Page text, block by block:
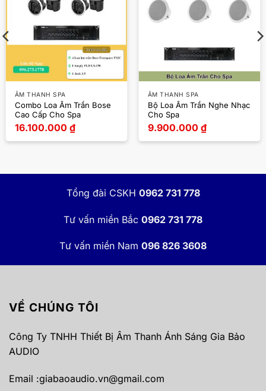
ÂM THANH SPA
Combo Loa Âm Trần Bose
Cao Cấp Cho Spa
16.100.000 ₫
ÂM THANH SPA
Bộ Loa Âm Trần Nghe Nhạc
Cho Spa
9.900.000 ₫
Tổng đài CSKH 0962 731 778
Tư vấn miền Bắc 0962 731 778
Tư vấn miền Nam 096 826 3608
VỀ CHÚNG TÔI
Công Ty TNHH Thiết Bị Âm Thanh Ánh Sáng Gia Bảo
AUDIO
Email :giabaoaudio.vn@gmail.com